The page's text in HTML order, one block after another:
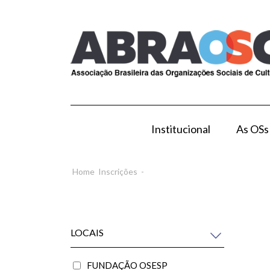
Institucional As OSs
Home Inscrições -
LOCAIS
FUNDAÇÃO OSESP